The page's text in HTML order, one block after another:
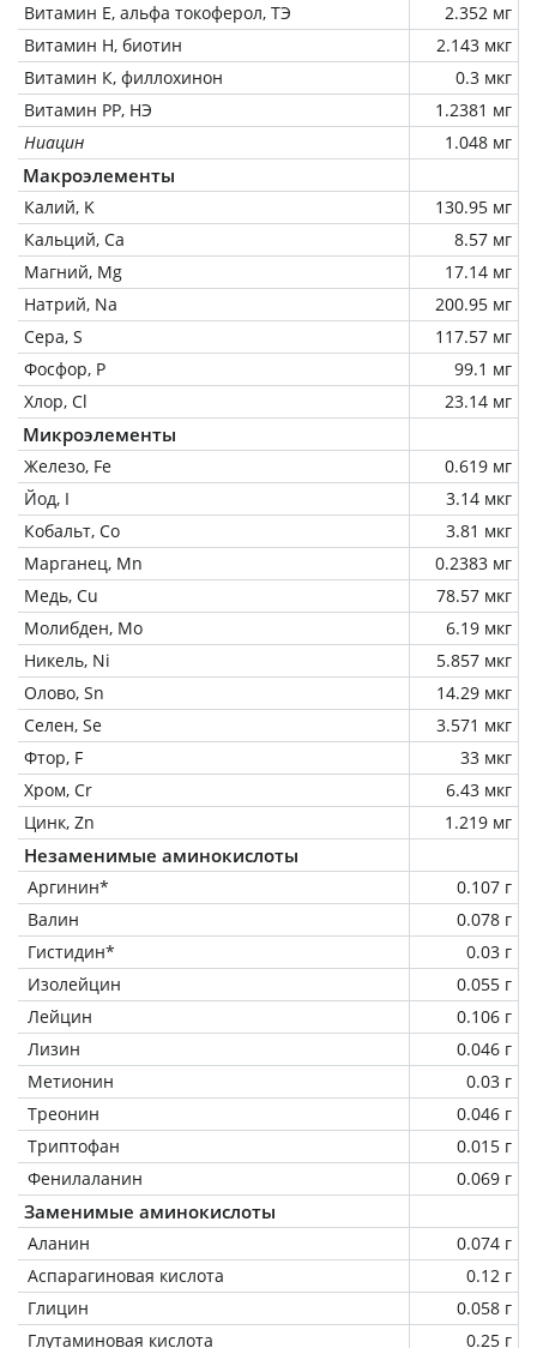
Витамин Е, альфа токоферол, ТЭ
2.352 мг
Витамин Н, биотин
2.143 мкг
Витамин К, филлохинон
0.3 мкг
Витамин РР, НЭ
1.2381 мг
Ниацин
1.048 мг
Макроэлементы
Калий, K
130.95 мг
Кальций, Ca
8.57 мг
Магний, Mg
17.14 мг
Натрий, Na
200.95 мг
Сера, S
117.57 мг
Фосфор, P
99.1 мг
Хлор, Cl
23.14 мг
Микроэлементы
Железо, Fe
0.619 мг
Йод, I
3.14 мкг
Кобальт, Co
3.81 мкг
Марганец, Mn
0.2383 мг
Медь, Cu
78.57 мкг
Молибден, Mo
6.19 мкг
Никель, Ni
5.857 мкг
Олово, Sn
14.29 мкг
Селен, Se
3.571 мкг
Фтор, F
33 мкг
Хром, Cr
6.43 мкг
Цинк, Zn
1.219 мг
Незаменимые аминокислоты
Аргинин*
0.107 г
Валин
0.078 г
Гистидин*
0.03 г
Изолейцин
0.055 г
Лейцин
0.106 г
Лизин
0.046 г
Метионин
0.03 г
Треонин
0.046 г
Триптофан
0.015 г
Фенилаланин
0.069 г
Заменимые аминокислоты
Аланин
0.074 г
Аспарагиновая кислота
0.12 г
Глицин
0.058 г
Глутаминовая кислота
0.25 г